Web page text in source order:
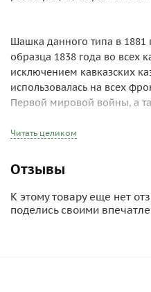
Шашка данного типа в 1881
образца 1838 года во всех
исключением кавказских
использовалась на всех
Первой мировой войны, а
Читать целиком
Отзывы
К этому товару еще нет
поделись своими